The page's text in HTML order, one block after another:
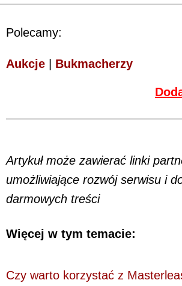
Polecamy:
Aukcje | Bukmacherzy
Artykuł może zawierać linki
umożliwiające rozwój serwisu i
darmowych treści
Więcej w tym temacie:
Czy warto korzystać z